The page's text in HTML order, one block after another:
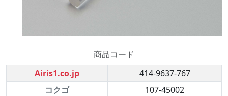
商品コード
Airis1.co.jp
414-9637-767
コクゴ
107-45002